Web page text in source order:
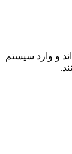
و وارد سیستم